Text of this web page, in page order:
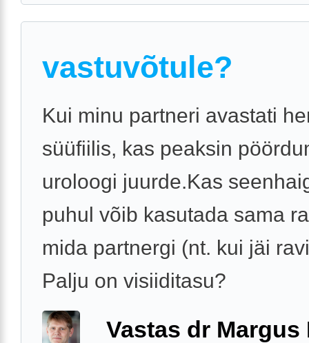
vastuvõtule?
Kui minu partneri avastati
süüfiilis, kas peaksin
uroloogi juurde.Kas
puhul võib kasutada sama
mida partnergi (nt. kui jäi
Palju on visiiditasu?
Vastas dr Margus